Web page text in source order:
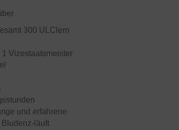
300 ULClern
Vizestaatsmeister
und erfahrene
läuft